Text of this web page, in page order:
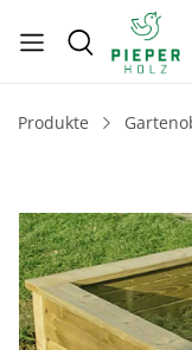
Produkte
Bildergalerie